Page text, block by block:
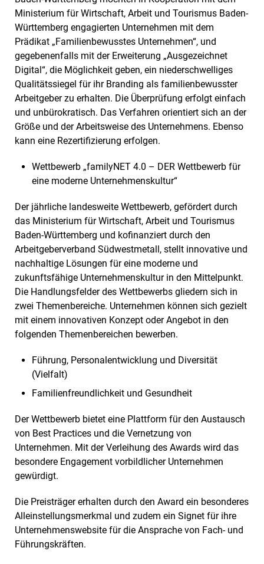
Ministerium für Wirtschaft, Arbeit und Tourismus Baden-
Württemberg engagierten Unternehmen mit dem
Prädikat „Familienbewusstes Unternehmen“, und
gegebenenfalls mit der Erweiterung „Ausgezeichnet
Digital“, die Möglichkeit geben, ein niederschwelliges
Qualitätssiegel für ihr Branding als familienbewusster
Arbeitgeber zu erhalten. Die Überprüfung erfolgt einfach
und unbürokratisch. Das Verfahren orientiert sich an der
Größe und der Arbeitsweise des Unternehmens. Ebenso
kann eine Rezertifizierung erfolgen.
Wettbewerb „familyNET 4.0 – DER Wettbewerb für
eine moderne Unternehmenskultur“
Der jährliche landesweite Wettbewerb, gefördert durch
das Ministerium für Wirtschaft, Arbeit und Tourismus
Baden-Württemberg und kofinanziert durch den
Arbeitgeberverband Südwestmetall, stellt innovative und
nachhaltige Lösungen für eine moderne und
zukunftsfähige Unternehmenskultur in den Mittelpunkt.
Die Handlungsfelder des Wettbewerbs gliedern sich in
zwei Themenbereiche. Unternehmen können sich gezielt
mit einem innovativen Konzept oder Angebot in den
folgenden Themenbereichen bewerben.
Führung, Personalentwicklung und Diversität
(Vielfalt)
Familienfreundlichkeit und Gesundheit
Der Wettbewerb bietet eine Plattform für den Austausch
von Best Practices und die Vernetzung von
Unternehmen. Mit der Verleihung des Awards wird das
besondere Engagement vorbildlicher Unternehmen
gewürdigt.
Die Preisträger erhalten durch den Award ein besonderes
Alleinstellungsmerkmal und zudem ein Signet für ihre
Unternehmenswebsite für die Ansprache von Fach- und
Führungskräften.